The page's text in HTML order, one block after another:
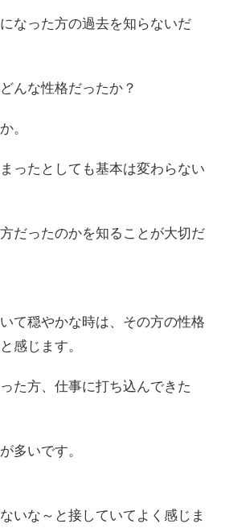
なった方の過去を知らないだ
んな性格だったか？
。
ったとしても基本は変わらない
だったのかを知ることが大切だ
て穏やかな時は、その方の性格
感じます。
た方、仕事に打ち込んできた
多いです。
いな～と接していてよく感じま